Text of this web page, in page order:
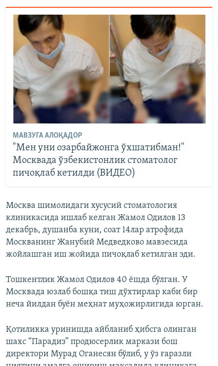
МАВЗУГА АЛОҚАДОР
"Мен уни озарбайжонга ўхшатибман!"
Москвада ўзбекистонлик стоматолог
пичоқлаб кетилди (ВИДЕО)
Москва шимолидаги хусусий стоматология
клиникасида ишлаб келган Жамол Одилов 13
декабрь, душанба куни, соат 14лар атрофида
Москванинг Жанубий Медведково мавзесида
жойлашган иш жойида пичоқлаб кетилган эди.
Тошкентлик Жамол Одилов 40 ёшда бўлган. У
Москвада юзлаб бошқа тиш дўхтирлар каби бир
неча йилдан буён меҳнат муҳожирлигида юрган.
Қотиликка уринишда айбланиб ҳибсга олинган
шахс “Парадиз” продюсерлик маркази бош
директори Мурад Оганесян бўлиб, у ўз ғаразли